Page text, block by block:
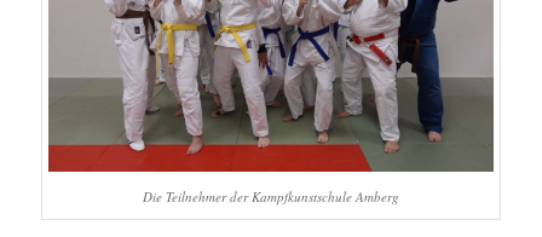
Die Teilnehmer der Kampfkunstschule Amberg